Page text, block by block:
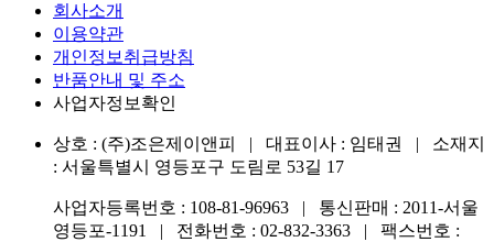
회사소개
이용약관
개인정보취급방침
반품안내 및 주소
사업자정보확인
상호 : (주)조은제이앤피 | 대표이사 : 임태권 | 소재지
: 서울특별시 영등포구 도림로 53길 17
사업자등록번호 : 108-81-96963 | 통신판매 : 2011-서울
영등포-1191 | 전화번호 : 02-832-3363 | 팩스번호 :